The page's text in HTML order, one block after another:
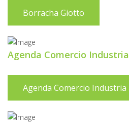
Borracha Giotto
Agenda Comercio Industria
Agenda Comercio Industria